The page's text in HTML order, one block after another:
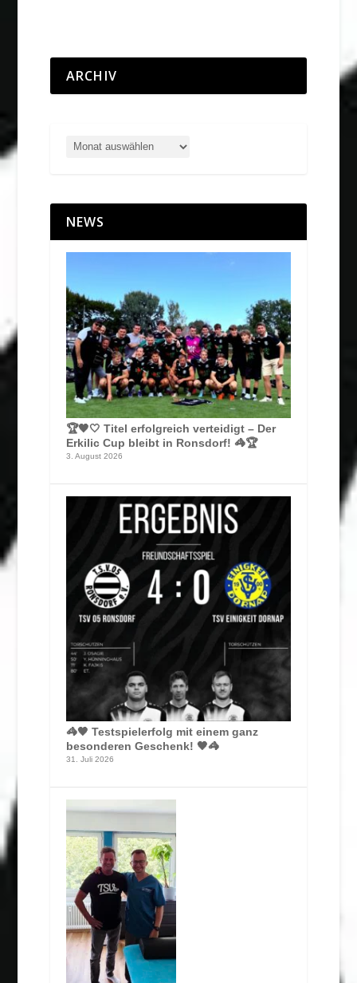
ARCHIV
NEWS
🏆🖤🤍 Titel erfolgreich verteidigt – Der
Erkilic Cup bleibt in Ronsdorf! 🦓🏆
3. August 2026
🦓🖤 Testspielerfolg mit einem ganz
besonderen Geschenk! 🖤🦓
31. Juli 2026